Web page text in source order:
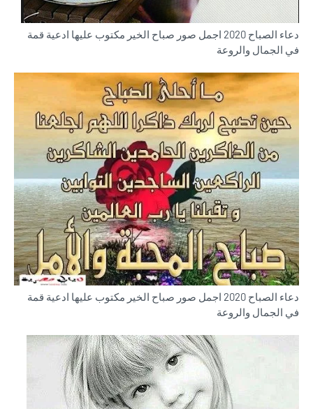
دعاء الصباح 2020 اجمل صور صباح الخير مكتوب عليها ادعية قمة
في الجمال والروعة
دعاء الصباح 2020 اجمل صور صباح الخير مكتوب عليها ادعية قمة
في الجمال والروعة